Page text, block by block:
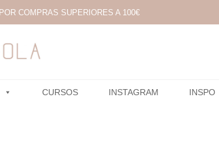
COMPRAS SUPERIORES A 100€
CURSOS INSTAGRAM INSPO